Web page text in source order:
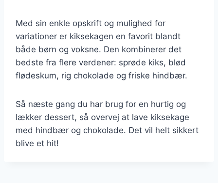
Med sin enkle opskrift og mulighed for
variationer er kiksekagen en favorit blandt
både børn og voksne. Den kombinerer det
bedste fra flere verdener: sprøde kiks, blød
flødeskum, rig chokolade og friske hindbær.
Så næste gang du har brug for en hurtig og
lækker dessert, så overvej at lave kiksekage
med hindbær og chokolade. Det vil helt sikkert
blive et hit!